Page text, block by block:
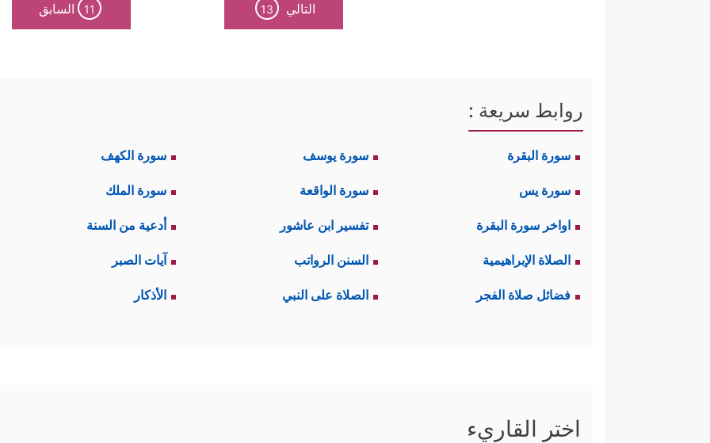
التالي 13
11 السابق
روابط سريعة :
سورة البقرة سورة يوسف سورة الكهف
سورة يس سورة الواقعة سورة الملك
اواخر سورة البقرة تفسير ابن عاشور أدعية من السنة
الصلاة الإبراهيمية السنن الرواتب آيات الصبر
فضائل صلاة الفجر الصلاة على النبي الأذكار
اختر القاريء